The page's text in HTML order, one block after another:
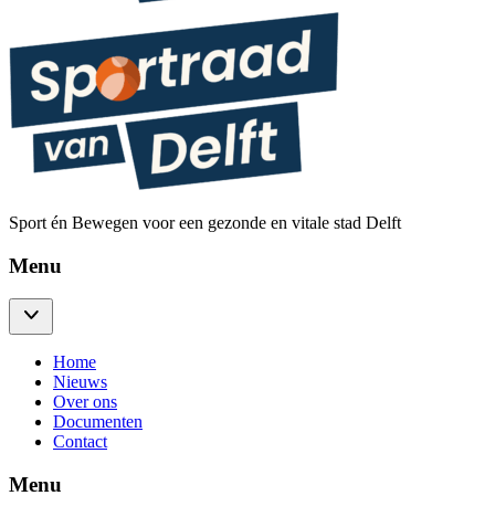
Sport én Bewegen voor een gezonde en vitale stad Delft
Menu
Home
Nieuws
Over ons
Documenten
Contact
Menu